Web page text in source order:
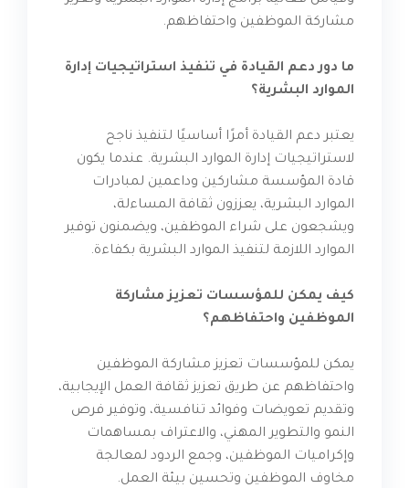
مشاركة الموظفين واحتفاظهم.
ما دور دعم القيادة في تنفيذ استراتيجيات إدارة
الموارد البشرية؟
يعتبر دعم القيادة أمرًا أساسيًا لتنفيذ ناجح
لاستراتيجيات إدارة الموارد البشرية. عندما يكون
قادة المؤسسة مشاركين وداعمين لمبادرات
الموارد البشرية، يعززون ثقافة المساءلة،
ويشجعون على شراء الموظفين، ويضمنون توفير
الموارد اللازمة لتنفيذ الموارد البشرية بكفاءة.
كيف يمكن للمؤسسات تعزيز مشاركة
الموظفين واحتفاظهم؟
يمكن للمؤسسات تعزيز مشاركة الموظفين
واحتفاظهم عن طريق تعزيز ثقافة العمل الإيجابية،
وتقديم تعويضات وفوائد تنافسية، وتوفير فرص
النمو والتطوير المهني، والاعتراف بمساهمات
وإكراميات الموظفين، وجمع الردود لمعالجة
مخاوف الموظفين وتحسين بيئة العمل.